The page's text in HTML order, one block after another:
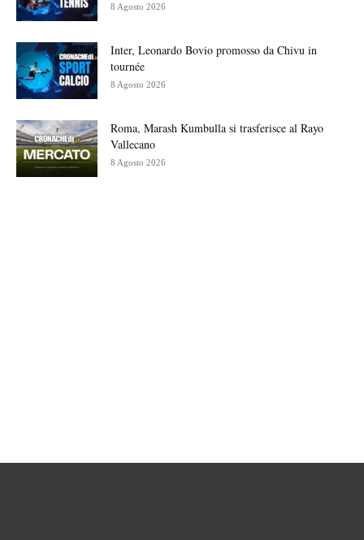
8 Agosto 2026
Inter, Leonardo Bovio promosso da Chivu in
tournée
8 Agosto 2026
Roma, Marash Kumbulla si trasferisce al Rayo
Vallecano
8 Agosto 2026